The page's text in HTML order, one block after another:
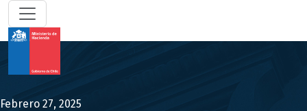
Febrero 27, 2025